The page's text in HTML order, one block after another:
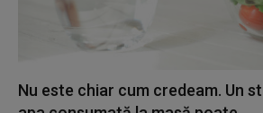
Nu este chiar cum credeam. Un